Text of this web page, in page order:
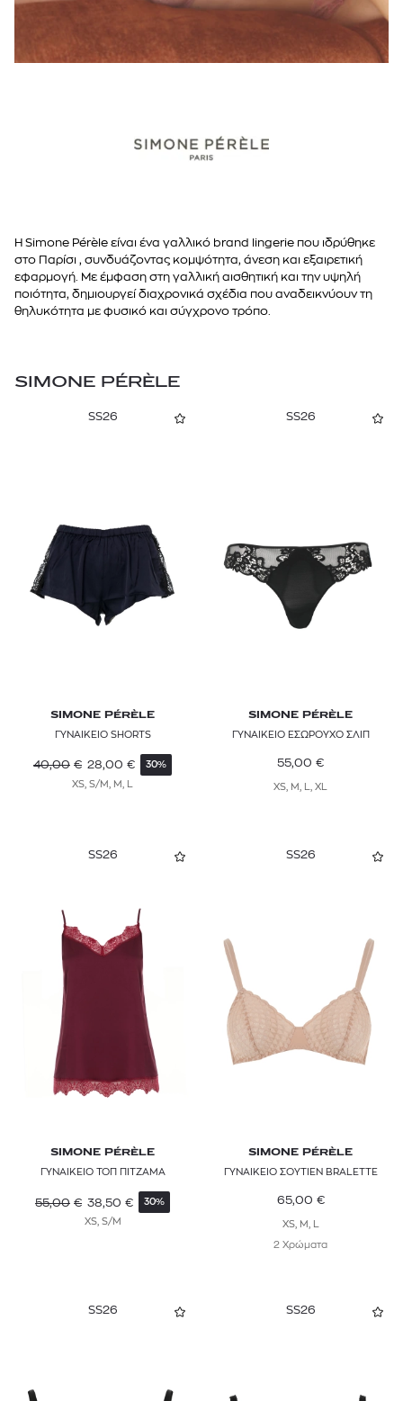
Η Simone Pérèle είναι ένα γαλλικό brand lingerie που ιδρύθηκε
στο Παρίσι , συνδυάζοντας κομψότητα, άνεση και εξαιρετική
εφαρμογή. Με έμφαση στη γαλλική αισθητική και την υψηλή
ποιότητα, δημιουργεί διαχρονικά σχέδια που αναδεικνύουν τη
θηλυκότητα με φυσικό και σύγχρονο τρόπο.
SIMONE PÉRÈLE
75G
80B
85C
SS26
SIMONE PÉRÈLE
ΓΥΝΑΙΚΕΙΟ SHORTS
40,00 € 28,00 € 30%
XS, S/M, M, L
SS26
SIMONE PÉRÈLE
ΓΥΝΑΙΚΕΙΟ ΕΣΩΡΟΥΧΟ ΣΛΙΠ
55,00 €
XS, M, L, XL
SS26
SIMONE PÉRÈLE
ΓΥΝΑΙΚΕΙΟ ΤΟΠ ΠΙΤΖΑΜΑ
55,00 € 38,50 € 30%
XS, S/M
SS26
SIMONE PÉRÈLE
ΓΥΝΑΙΚΕΙΟ ΣΟΥΤΙΕΝ BRALETTE
65,00 €
XS, M, L
2 Χρώματα
SS26 SS26